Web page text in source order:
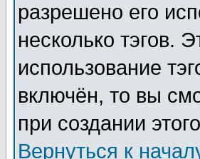
разрешено его
несколько тэгов.
использование
включён, то вы
при создании
Вернуться к